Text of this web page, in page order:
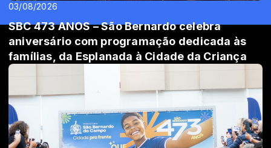
03/08/2026
SBC 473 ANOS – São Bernardo celebra
aniversário com programação dedicada às
famílias, da Esplanada à Cidade da Criança